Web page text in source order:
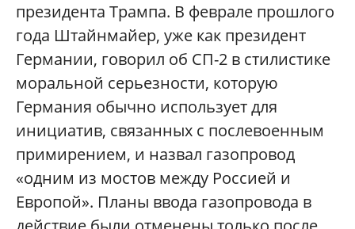
президента Трампа. В феврале прошлого
года Штайнмайер, уже как президент
Германии, говорил об СП-2 в стилистике
моральной серьезности, которую
Германия обычно использует для
инициатив, связанных с послевоенным
примирением, и назвал газопровод
«одним из мостов между Россией и
Европой». Планы ввода газопровода в